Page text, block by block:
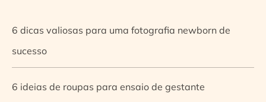
6 dicas valiosas para uma fotografia newborn de
sucesso
6 ideias de roupas para ensaio de gestante